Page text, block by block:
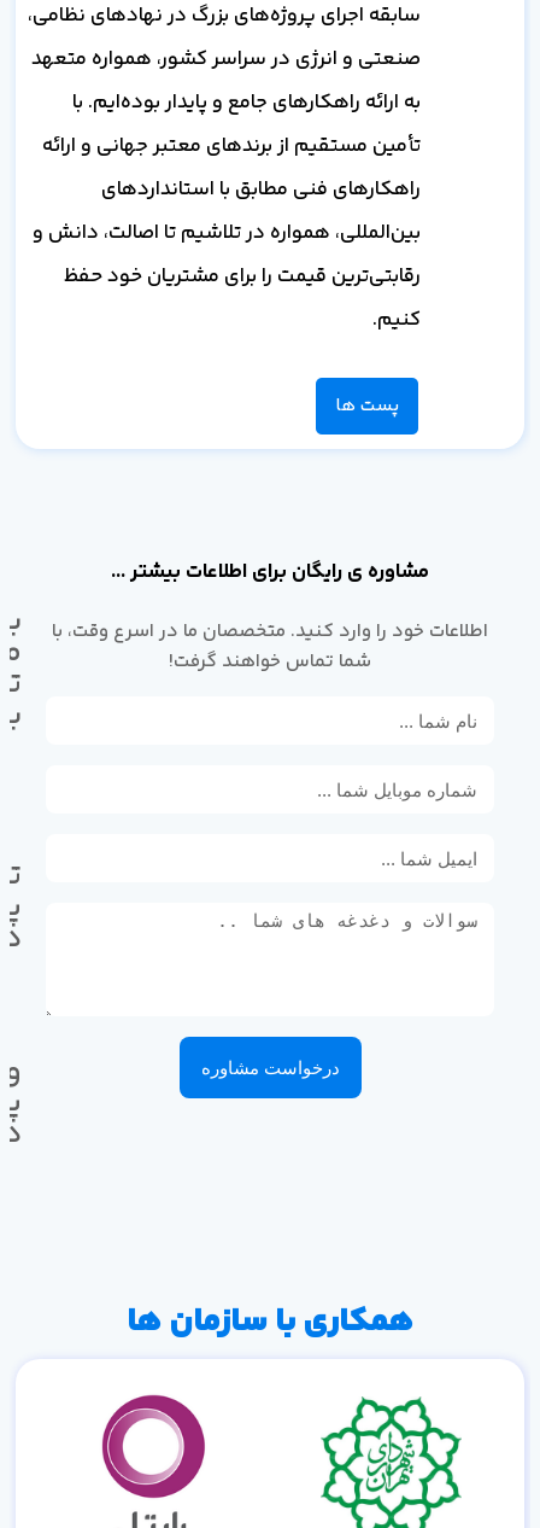
سابقه اجرای پروژه‌های بزرگ در نهادهای نظامی،
صنعتی و انرژی در سراسر کشور، همواره متعهد
به ارائه راهکارهای جامع و پایدار بوده‌ایم. با
تأمین مستقیم از برندهای معتبر جهانی و ارائه
راهکارهای فنی مطابق با استانداردهای
بین‌المللی، همواره در تلاشیم تا اصالت، دانش و
رقابتی‌ترین قیمت را برای مشتریان خود حفظ
کنیم.
پست ها
مشاوره ی رایگان برای اطلاعات بیشتر ...
اطلاعات خود را وارد کنید. متخصصان ما در اسرع وقت، با
شما تماس خواهند گرفت!
درخواست مشاوره
با
همکاری با سازمان ها